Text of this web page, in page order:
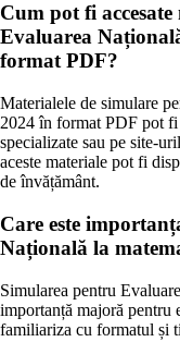
Cum pot fi
Evaluarea
format PDF?
Materialele de simulare
2024 în format PDF pot fi
specializate sau pe site-
aceste materiale pot fi
de învățământ.
Care este
Națională la
Simularea pentru
importanță majoră pentru
familiariza cu formatul și